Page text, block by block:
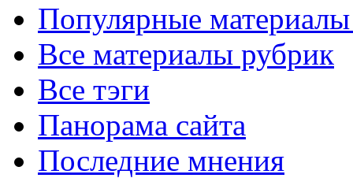
Популярные
Все материалы рубрик
Все тэги
Панорама сайта
Последние мнения